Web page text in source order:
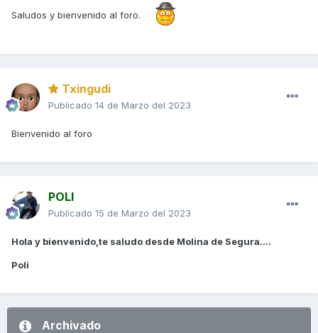
Saludos y bienvenido al foro.
Txingudi
Publicado 14 de Marzo del 2023
Bienvenido al foro
POLI
Publicado 15 de Marzo del 2023
Hola y bienvenido,te saludo desde Molina de Segura....
Poli
Archivado